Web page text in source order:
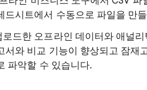
드시트에서 수동으로 파일을 만
드한 오프라인 데이터와 애널
서와 비교 기능이 향상되고 잠재
파악할 수 있습니다.